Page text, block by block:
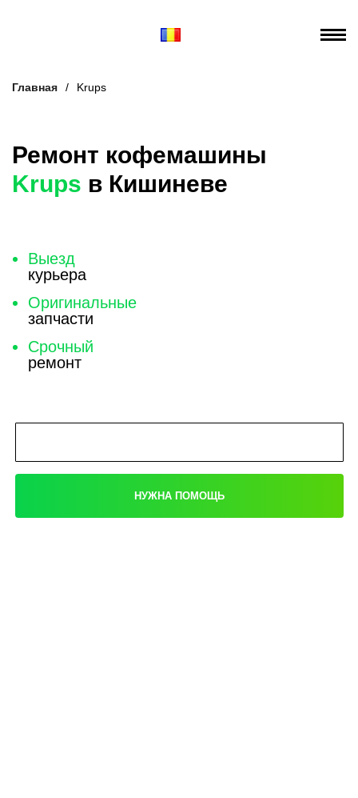
Главная / Krups
Ремонт кофемашины
Krups в Кишиневе
Выезд
курьера
Оригинальные
запчасти
Срочный
ремонт